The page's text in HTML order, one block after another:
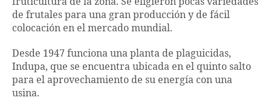
de frutales para una gran producción y de fácil
colocación en el mercado mundial.
Desde 1947 funciona una planta de plaguicidas,
Indupa, que se encuentra ubicada en el quinto salto
para el aprovechamiento de su energía con una
usina.